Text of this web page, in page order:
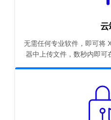
云
无需任何专业软件，即可将
器中上传文件，数秒内即可